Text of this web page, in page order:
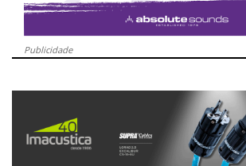
Publicidade